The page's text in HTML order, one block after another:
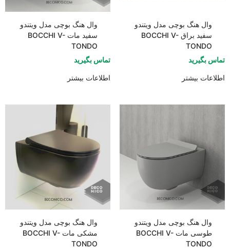
وال هنگ بوچی مدل ویتندو
سفید براق BOCCHI V-
TONDO
تماس بگیرید
اطلاعات بیشتر
وال هنگ بوچی مدل ویتندو
سفید مات BOCCHI V-
TONDO
تماس بگیرید
اطلاعات بیشتر
وال هنگ بوچی مدل ویتندو
طوسی مات BOCCHI V-
TONDO
وال هنگ بوچی مدل ویتندو
مشکی مات BOCCHI V-
TONDO